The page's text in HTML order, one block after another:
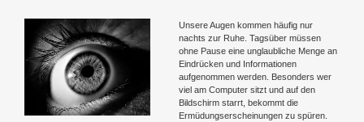
grösseres
Bild
Unsere Augen kommen häufig nur
nachts zur Ruhe. Tagsüber müssen
ohne Pause eine unglaubliche Menge an
Eindrücken und Informationen
aufgenommen werden. Besonders wer
viel am Computer sitzt und auf den
Bildschirm starrt, bekommt die
Ermüdungserscheinungen zu spüren.